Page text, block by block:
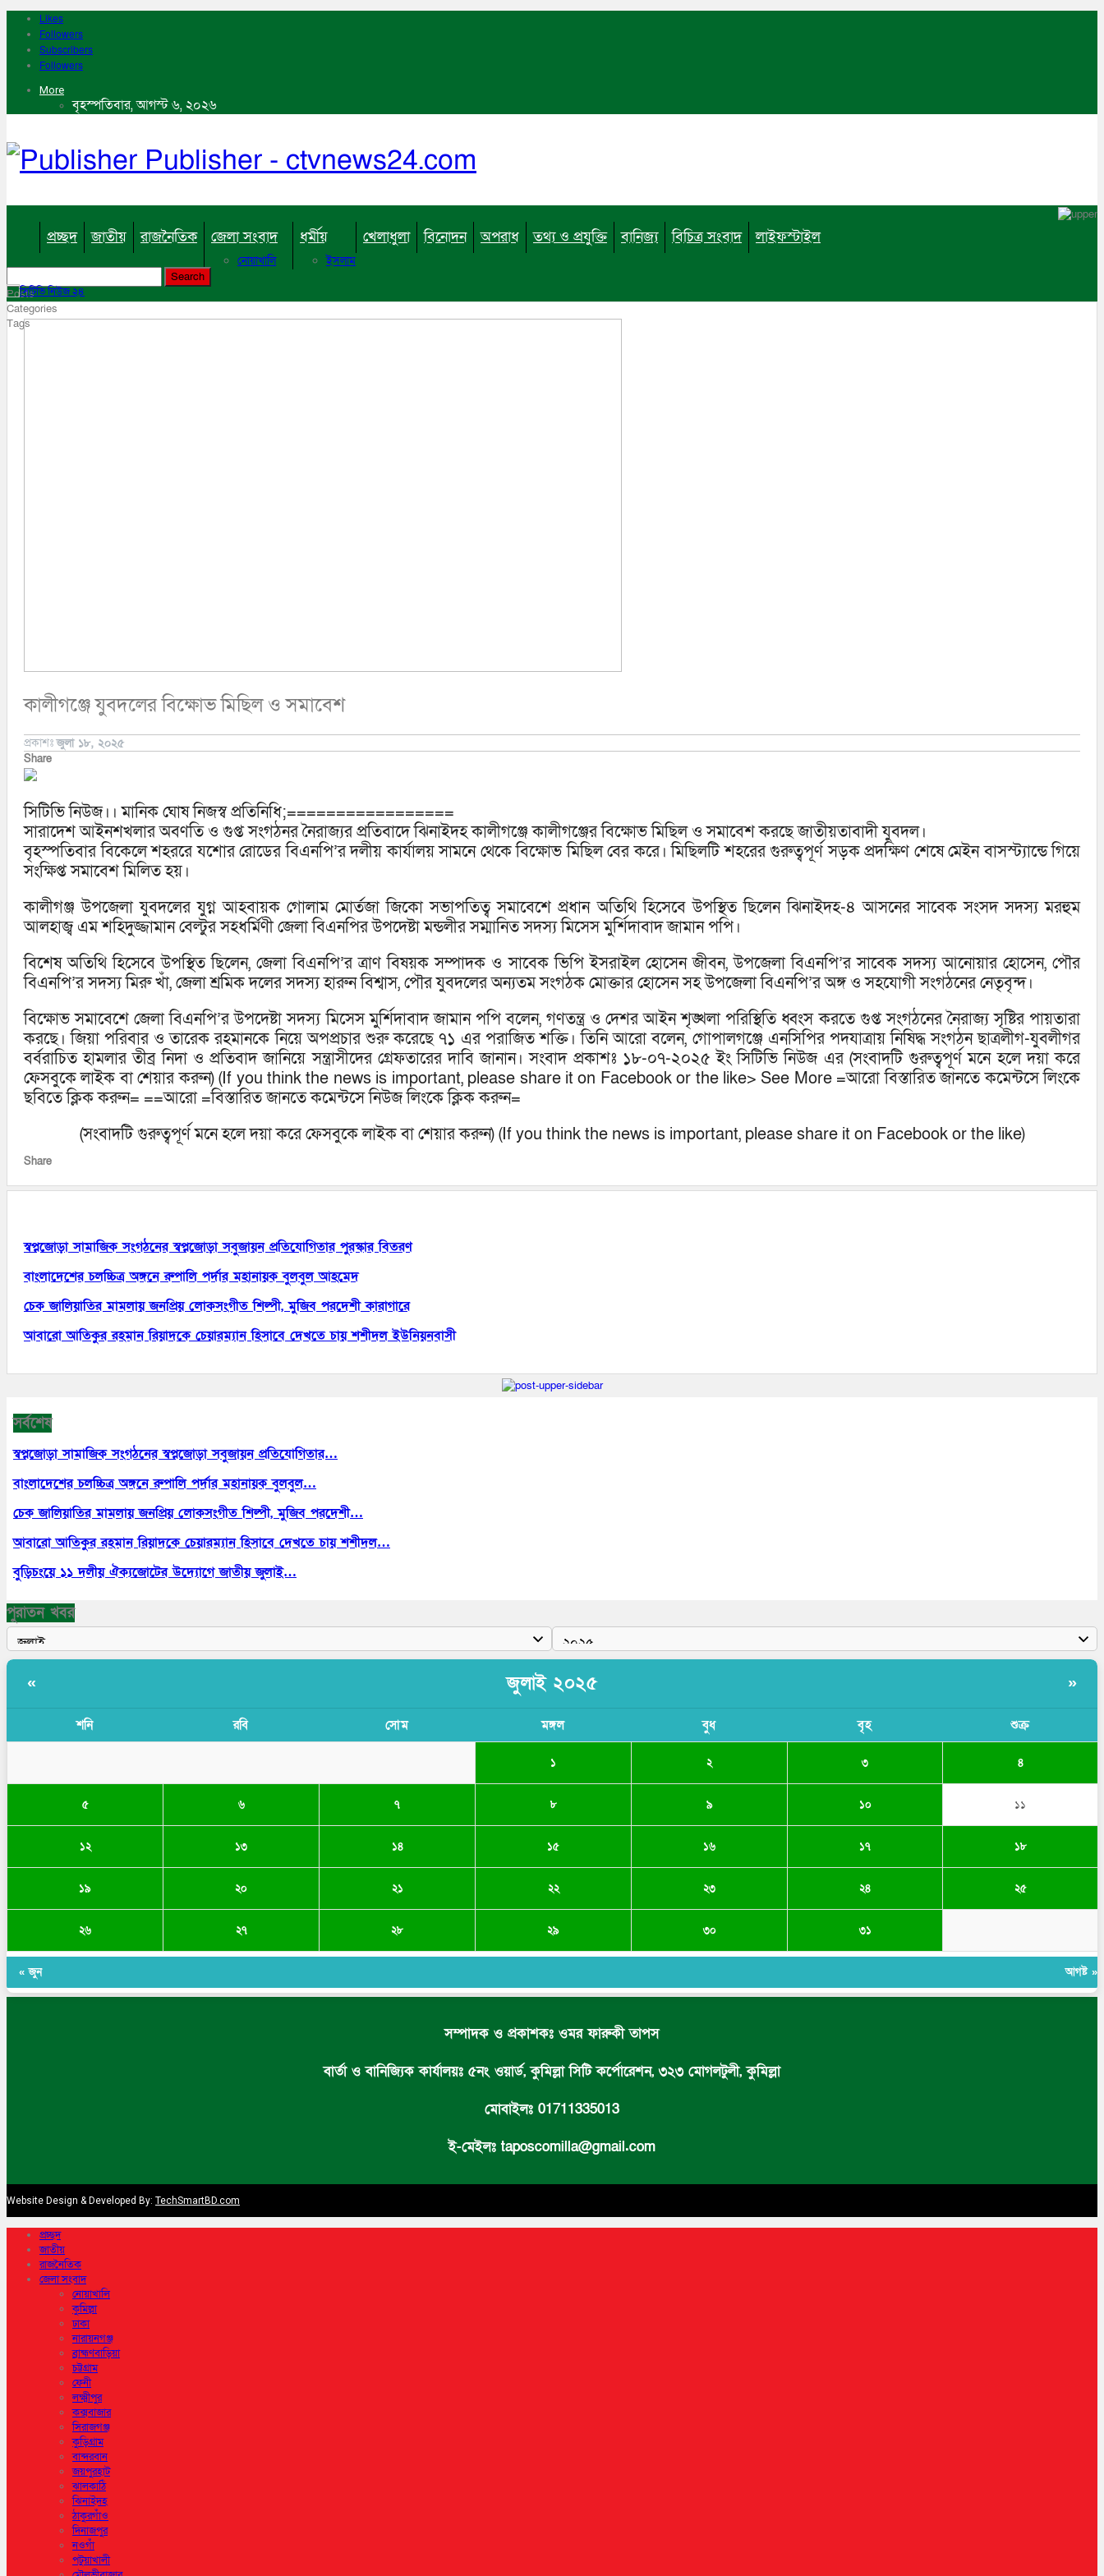
Likes
Followers
Subscribers
Followers
More
বৃহস্পতিবার, আগস্ট ৬, ২০২৬
Publisher - ctvnews24.com
প্রচ্ছদ জাতীয় রাজনৈতিক জেলা সংবাদ
নোয়াখালি
নারায়নগঞ্জ
ব্রাহ্মণবাড়িয়া
ধর্মীয়
ইসলাম
খ্রিষ্টান
খেলাধুলা বিনোদন অপরাধ তথ্য ও প্রযুক্তি বানিজ্য বিচিত্র সংবাদ লাইফস্টাইল
Posts
Categories
Tags
কালীগঞ্জে যুবদলের বিক্ষোভ মিছিল ও সমাবেশ
প্রকাশঃজুলা ১৮, ২০২৫
Share
সিটিভি নিউজ।। মানিক ঘোষ নিজস্ব প্রতিনিধি;=================
সারাদেশ আইনশখলার অবণতি ও গুপ্ত সংগঠনর নৈরাজ্যর প্রতিবাদে ঝিনাইদহ কালীগঞ্জে কালীগঞ্জের বিক্ষোভ মিছিল ও সমাবেশ করছে জাতীয়তাবাদী যুবদল।
বৃহস্পতিবার বিকেলে শহররে যশোর রোডের বিএনপি’র দলীয় কার্যালয় সামনে থেকে বিক্ষোভ মিছিল বের করে। মিছিলটি শহরের গুরুত্বপূর্ণ সড়ক প্রদক্ষিণ শেষে মেইন বাসস্ট্যান্ডে গিয়ে
সংক্ষিপ্ত সমাবেশ মিলিত হয়।
কালীগঞ্জ উপজেলা যুবদলের যুগ্ন আহবায়ক গোলাম মোর্তজা জিকো সভাপতিত্ব সমাবেশে প্রধান অতিথি হিসেবে উপস্থিত ছিলেন ঝিনাইদহ-৪ আসনের সাবেক সংসদ সদস্য মরহুম
আলহাজ্ব এম শহিদুজ্জামান বেল্টুর সহধর্মিণী জেলা বিএনপির উপদেষ্টা মন্ডলীর সম্মানিত সদস্য মিসেস মুর্শিদাবাদ জামান পপি।
বিশেষ অতিথি হিসেবে উপস্থিত ছিলেন, জেলা বিএনপি’র ত্রাণ বিষয়ক সম্পাদক ও সাবেক ভিপি ইসরাইল হোসেন জীবন, উপজেলা বিএনপি’র সাবেক সদস্য আনোয়ার হোসেন, পৌর
বিএনপি’র সদস্য মিরু খাঁ, জেলা শ্রমিক দলের সদস্য হারুন বিশ্বাস, পৌর যুবদলের অন্যতম সংগঠক মোক্তার হোসেন সহ উপজেলা বিএনপি’র অঙ্গ ও সহযোগী সংগঠনের নেতৃবৃন্দ।
বিক্ষোভ সমাবেশে জেলা বিএনপি’র উপদেষ্টা সদস্য মিসেস মুর্শিদাবাদ জামান পপি বলেন, গণতন্ত্র ও দেশর আইন শৃঙ্খলা পরিস্থিতি ধ্বংস করতে গুপ্ত সংগঠনের নৈরাজ্য সৃষ্টির পায়তারা
করছে। জিয়া পরিবার ও তারেক রহমানকে নিয়ে অপপ্রচার শুরু করেছে ৭১ এর পরাজিত শক্তি। তিনি আরো বলেন, গোপালগঞ্জে এনসিপির পদযাত্রায় নিষিদ্ধ সংগঠন ছাত্রলীগ-যুবলীগর
বর্বরাচিত হামলার তীব্র নিদা ও প্রতিবাদ জানিয়ে সন্ত্রাসীদের গ্রেফতারের দাবি জানান। সংবাদ প্রকাশঃ ১৮-০৭-২০২৫ ইং সিটিভি নিউজ এর (সংবাদটি গুরুত্বপূর্ণ মনে হলে দয়া করে
ফেসবুকে লাইক বা শেয়ার করুন) (If you think the news is important, please share it on Facebook or the like> See More =আরো বিস্তারিত জানতে কমেন্টসে লিংকে
ছবিতে ক্লিক করুন= ==আরো =বিস্তারিত জানতে কমেন্টসে নিউজ লিংকে ক্লিক করুন=
(সংবাদটি গুরুত্বপূর্ণ মনে হলে দয়া করে ফেসবুকে লাইক বা শেয়ার করুন) (If you think the news is important, please share it on Facebook or the like)
Share
স্বপ্নজোড়া সামাজিক সংগঠনের স্বপ্নজোড়া সবুজায়ন প্রতিযোগিতার পুরস্কার বিতরণ
বাংলাদেশের চলচ্চিত্র অঙ্গনে রুপালি পর্দার মহানায়ক বুলবুল আহমেদ
চেক জালিয়াতির মামলায় জনপ্রিয় লোকসংগীত শিল্পী, মুজিব পরদেশী কারাগারে
আবারো আতিকুর রহমান রিয়াদকে চেয়ারম্যান হিসাবে দেখতে চায় শশীদল ইউনিয়নবাসী
সর্বশেষ
স্বপ্নজোড়া সামাজিক সংগঠনের স্বপ্নজোড়া সবুজায়ন প্রতিযোগিতার…
বাংলাদেশের চলচ্চিত্র অঙ্গনে রুপালি পর্দার মহানায়ক বুলবুল…
চেক জালিয়াতির মামলায় জনপ্রিয় লোকসংগীত শিল্পী, মুজিব পরদেশী…
আবারো আতিকুর রহমান রিয়াদকে চেয়ারম্যান হিসাবে দেখতে চায় শশীদল…
বুড়িচংয়ে ১১ দলীয় ঐক্যজোটের উদ্যোগে জাতীয় জুলাই…
পুরাতন খবর
« জুলাই ২০২৫ »
শনি রবি সোম মঙ্গল বুধ বৃহ শুক্র
১ ২ ৩ ৪
৫ ৬ ৭ ৮ ৯ ১০ ১১
১২ ১৩ ১৪ ১৫ ১৬ ১৭ ১৮
১৯ ২০ ২১ ২২ ২৩ ২৪ ২৫
২৬ ২৭ ২৮ ২৯ ৩০ ৩১
« জুন আগষ্ট »
সম্পাদক ও প্রকাশকঃ ওমর ফারুকী তাপস
বার্তা ও বানিজ্যিক কার্যালয়ঃ ৫নং ওয়ার্ড, কুমিল্লা সিটি কর্পোরেশন, ৩২৩ মোগলটুলী, কুমিল্লা
মোবাইলঃ 01711335013
ই-মেইলঃ taposcomilla@gmail.com
Website Design & Developed By: TechSmartBD.com
প্রচ্ছদ
জাতীয়
রাজনৈতিক
জেলা সংবাদ
নোয়াখালি
কুমিল্লা
ঢাকা
নারায়নগঞ্জ
ব্রাহ্মণবাড়িয়া
চট্টগ্রাম
ফেনী
লক্ষ্মীপুর
কক্সবাজার
সিরাজগঞ্জ
কুড়িগ্রাম
বান্দরবান
জয়পুরহাট
ঝালকাঠি
ঝিনাইদহ
ঠাকুরগাঁও
দিনাজপুর
নওগাঁ
পটুয়াখালী